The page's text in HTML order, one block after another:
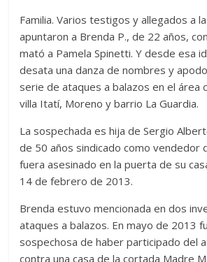
Familia. Varios testigos y allegados a
apuntaron a Brenda P., de 22 años,
mató a Pamela Spinetti. Y desde esa
desata una danza de nombres y
serie de ataques a balazos en el área
villa Itatí, Moreno y barrio La Guardia.
La sospechada es hija de Sergio
de 50 años sindicado como vendedor
fuera asesinado en la puerta de su
14 de febrero de 2013.
Brenda estuvo mencionada en dos
ataques a balazos. En mayo de 2013
sospechosa de haber participado del
contra una casa de la cortada Madre